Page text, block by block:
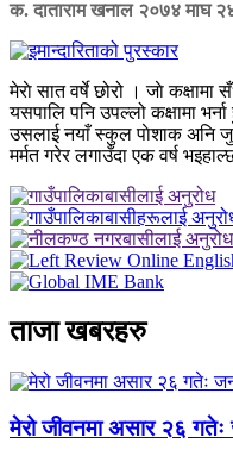
क. दाताराम खनाल २०७४ माघ
मेराे सात वर्षे छोरो । जाे कक्षामा
यसपालि पनि उपल्लो कक्षामा
उसलाई नयाँ स्कुल पाेशाक अनि
मर्मत गरेर लगाउँदा एक वर्ष
ताजा खबरहरु
मेरो जीवनमा असार २६ गतेः